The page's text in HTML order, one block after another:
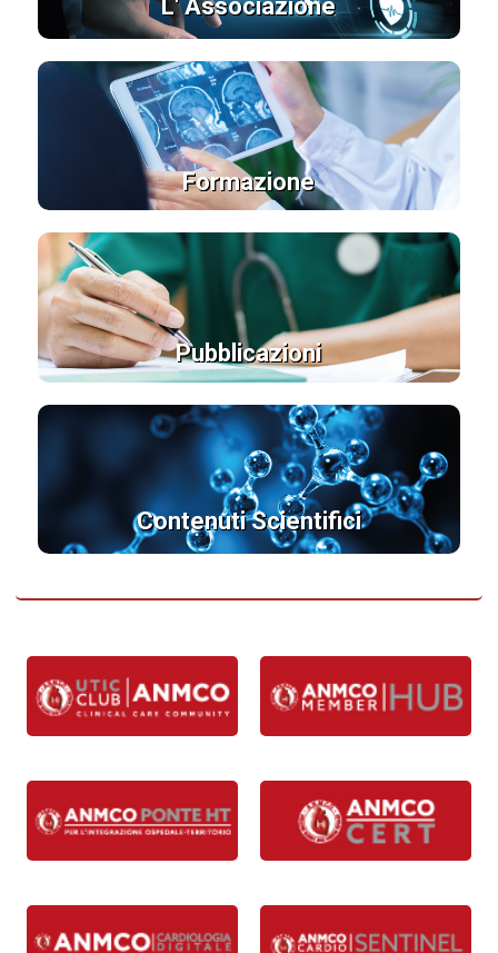
L' Associazione
Formazione
Pubblicazioni
Contenuti Scientifici